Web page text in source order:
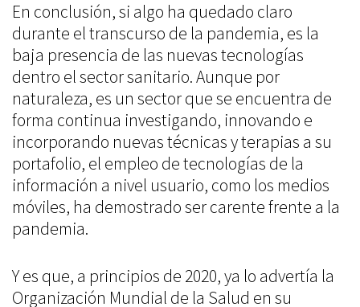
En conclusión, si algo ha quedado claro
durante el transcurso de la pandemia, es la
baja presencia de las nuevas tecnologías
dentro el sector sanitario. Aunque por
naturaleza, es un sector que se encuentra de
forma continua investigando, innovando e
incorporando nuevas técnicas y terapias a su
portafolio, el empleo de tecnologías de la
información a nivel usuario, como los medios
móviles, ha demostrado ser carente frente a la
pandemia.
Y es que, a principios de 2020, ya lo advertía la
Organización Mundial de la Salud en su